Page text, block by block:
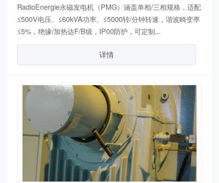
RadioEnergie永磁发电机（PMG）涵盖单相/三相规格，适配
≤500V电压、≤60kVA功率、≤5000转/分钟转速，谐波畸变率
≤5%，绝缘/加热达F/B级，IP00防护，可定制...
详情